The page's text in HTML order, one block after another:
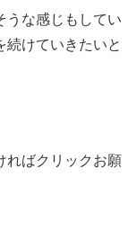
うな感じもしてい
続けていきたいと
ればクリックお願